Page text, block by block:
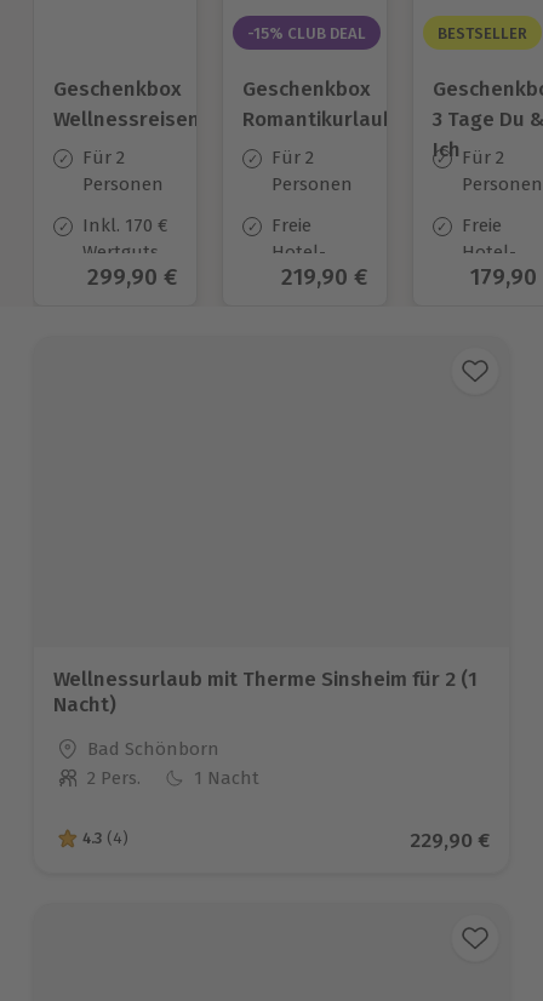
Geschenkbox
Wellnessreisen
Für 2
Personen
Inkl. 170 €
Wertgutschein
zur
Aktueller Preis
299,90 €
-15% CLUB DEAL
Geschenkbox
Romantikurlaub
Für 2
Personen
Freie
Hotel-
Auswahl
Aktueller Preis
219,90 €
BESTSELLER
3 Tage Du
Ich Für 2
Personen
Freie
Hotel-
Auswahl
179,90
Wellnessurlaub mit Therme Sinsheim für 2 (1
Nacht)
Standort
Bad Schönborn
Anzahl der Teilnehmer
2 Pers. 1 Nacht
4.3 von 5 Sternen basierend auf 4 Bewertungen
4.3 (4) Aktueller
229,90 €